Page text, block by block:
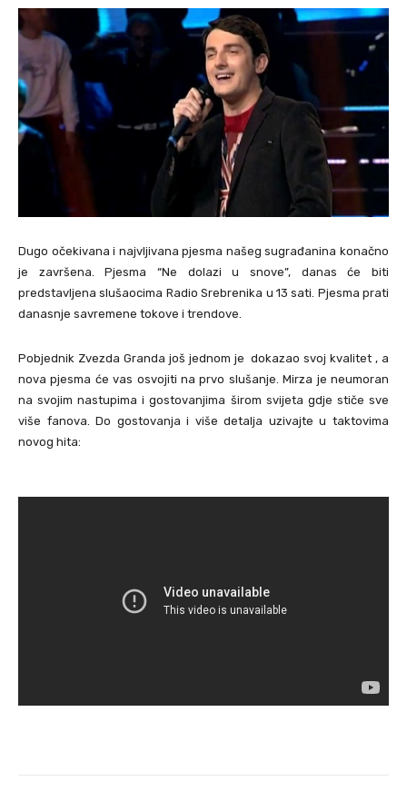
Dugo očekivana i najvljivana pjesma našeg sugrađanina konačno
je završena. Pjesma “Ne dolazi u snove”, danas će biti
predstavljena slušaocima Radio Srebrenika u 13 sati. Pjesma prati
danasnje savremene tokove i trendove.
Pobjednik Zvezda Granda još jednom je dokazao svoj kvalitet , a
nova pjesma će vas osvojiti na prvo slušanje. Mirza je neumoran
na svojim nastupima i gostovanjima širom svijeta gdje stiče sve
više fanova. Do gostovanja i više detalja uzivajte u taktovima
novog hita: